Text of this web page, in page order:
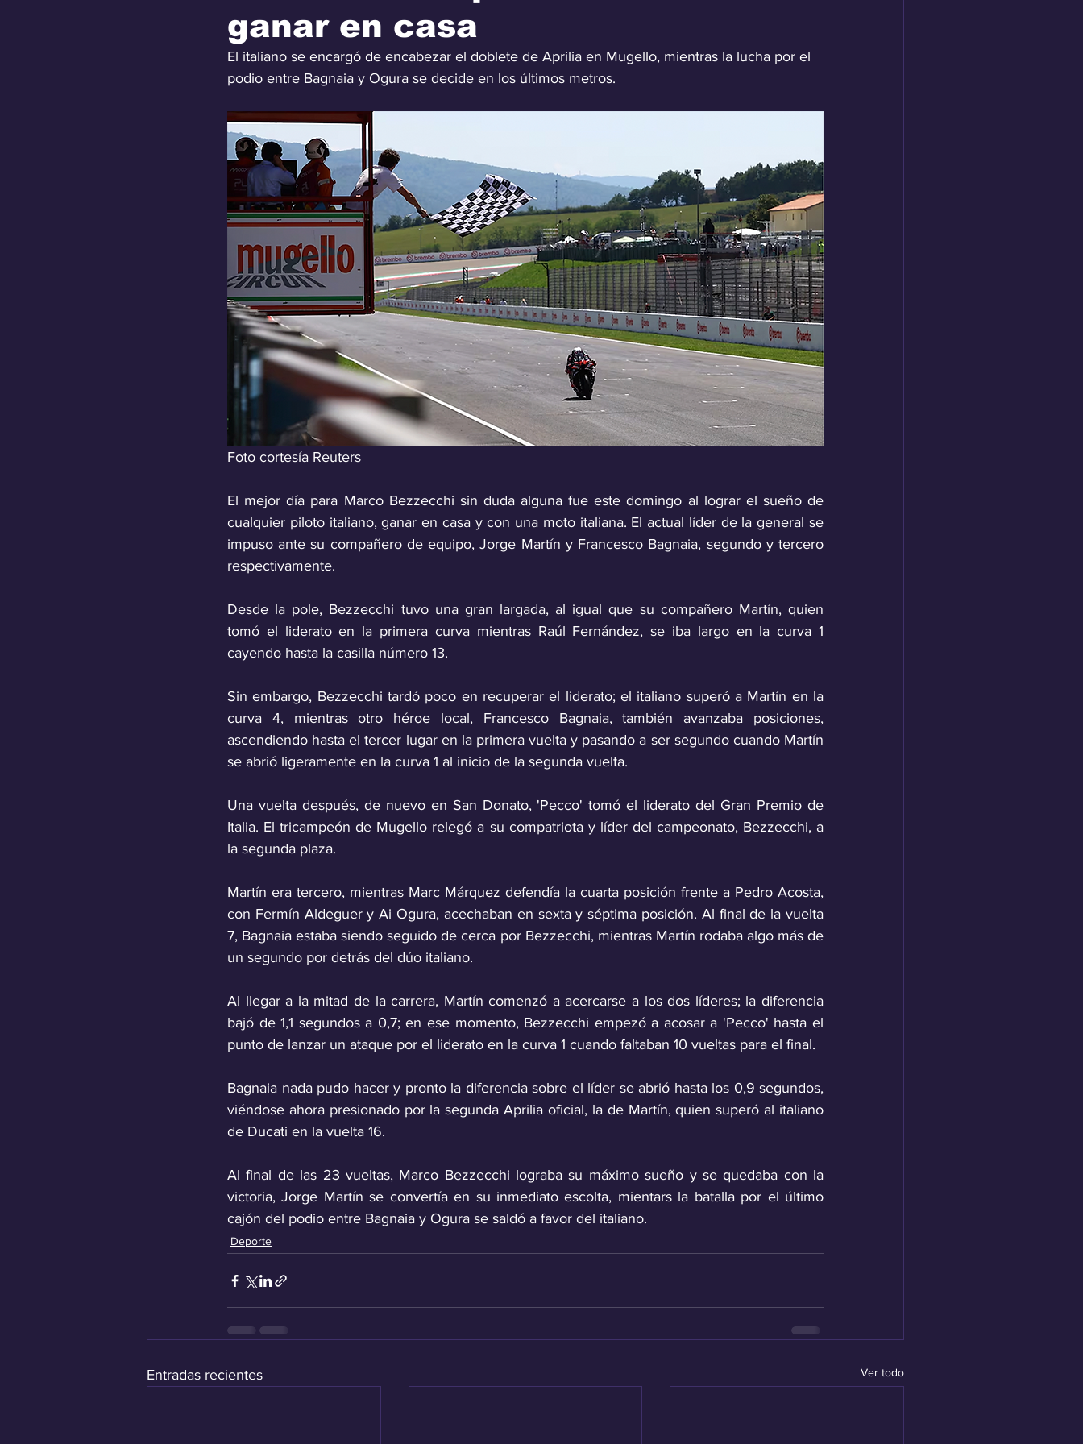
ganar en casa
El italiano se encargó de encabezar el doblete de Aprilia en Mugello, mientras la lucha por el
podio entre Bagnaia y Ogura se decide en los últimos metros.
Foto cortesía Reuters
El mejor día para Marco Bezzecchi sin duda alguna fue este domingo al lograr el sueño de
cualquier piloto italiano, ganar en casa y con una moto italiana. El actual líder de la general se
impuso ante su compañero de equipo, Jorge Martín y Francesco Bagnaia, segundo y tercero
respectivamente.
Desde la pole, Bezzecchi tuvo una gran largada, al igual que su compañero Martín, quien
tomó el liderato en la primera curva mientras Raúl Fernández, se iba largo en la curva 1
cayendo hasta la casilla número 13.
Sin embargo, Bezzecchi tardó poco en recuperar el liderato; el italiano superó a Martín en la
curva 4, mientras otro héroe local, Francesco Bagnaia, también avanzaba posiciones,
ascendiendo hasta el tercer lugar en la primera vuelta y pasando a ser segundo cuando Martín
se abrió ligeramente en la curva 1 al inicio de la segunda vuelta.
Una vuelta después, de nuevo en San Donato, 'Pecco' tomó el liderato del Gran Premio de
Italia. El tricampeón de Mugello relegó a su compatriota y líder del campeonato, Bezzecchi, a
la segunda plaza.
Martín era tercero, mientras Marc Márquez defendía la cuarta posición frente a Pedro Acosta,
con Fermín Aldeguer y Ai Ogura, acechaban en sexta y séptima posición. Al final de la vuelta
7, Bagnaia estaba siendo seguido de cerca por Bezzecchi, mientras Martín rodaba algo más de
un segundo por detrás del dúo italiano.
Al llegar a la mitad de la carrera, Martín comenzó a acercarse a los dos líderes; la diferencia
bajó de 1,1 segundos a 0,7; en ese momento, Bezzecchi empezó a acosar a 'Pecco' hasta el
punto de lanzar un ataque por el liderato en la curva 1 cuando faltaban 10 vueltas para el final.
Bagnaia nada pudo hacer y pronto la diferencia sobre el líder se abrió hasta los 0,9 segundos,
viéndose ahora presionado por la segunda Aprilia oficial, la de Martín, quien superó al italiano
de Ducati en la vuelta 16.
Al final de las 23 vueltas, Marco Bezzecchi lograba su máximo sueño y se quedaba con la
victoria, Jorge Martín se convertía en su inmediato escolta, mientars la batalla por el último
cajón del podio entre Bagnaia y Ogura se saldó a favor del italiano.
Deporte
Entradas recientes Ver todo